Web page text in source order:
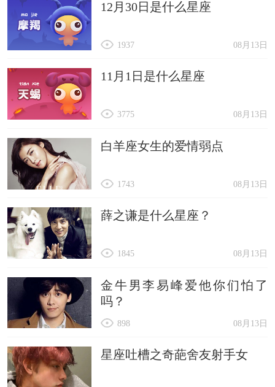
12月30日是什么星座
08月13日
1937
11月1日是什么星座
08月13日
3775
白羊座女生的爱情弱点
08月13日
1743
薛之谦是什么星座？
08月13日
1845
金牛男李易峰爱他你们怕了
吗？
08月13日
898
星座吐槽之奇葩舍友射手女